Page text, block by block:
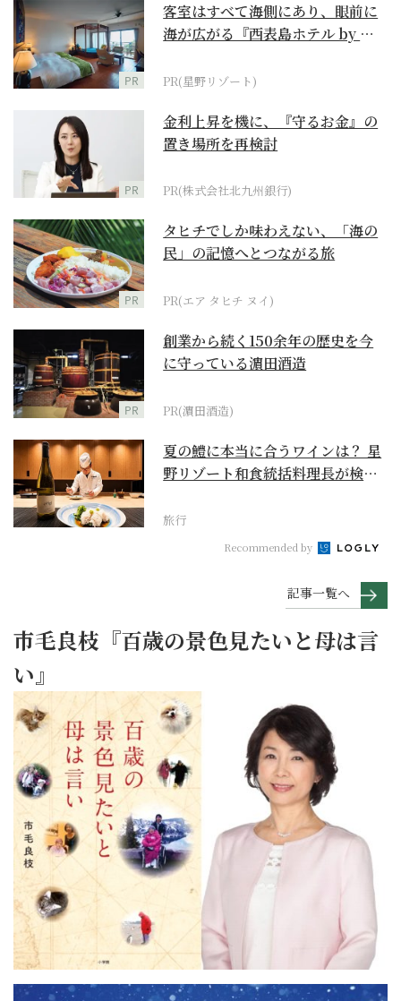
PR
客室はすべて海側にあり、眼前に
海が広がる『西表島ホテル by 星
PR(星野リゾート)
PR
金利上昇を機に、『守るお金』の
置き場所を再検討
PR(株式会社北九州銀行)
PR
タヒチでしか味わえない、「海の
民」の記憶へとつながる旅
PR(エア タヒチ ヌイ)
PR
創業から続く150余年の歴史を今
に守っている濵田酒造
PR(濵田酒造)
夏の鱧に本当に合うワインは？ 星
野リゾート和食統括料理長が検証
旅行
Recommended by
記事一覧へ
市毛良枝『百歳の景色見たいと母は言
い』